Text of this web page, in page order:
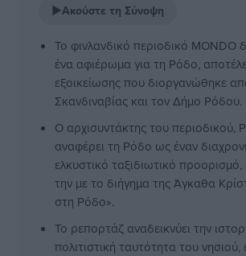
▶Ακούστε τη Σύνοψη
Το φινλανδικό περιοδικό MONDO
ένα αφιέρωμα για τη Ρόδο,
εξοικείωσης που διοργανώθηκε
Σκανδιναβίας και τον Δήμο Ρόδου.
Ο αρχισυντάκτης του περιοδικού,
αναφέρει τη Ρόδο ως έναν
ελκυστικό ταξιδιωτικό
την με το διήγημα της Άγκαθα
στη Ρόδο».
Το ρεπορτάζ αναδεικνύει την
πολιτιστική ταυτότητα του νησιού,